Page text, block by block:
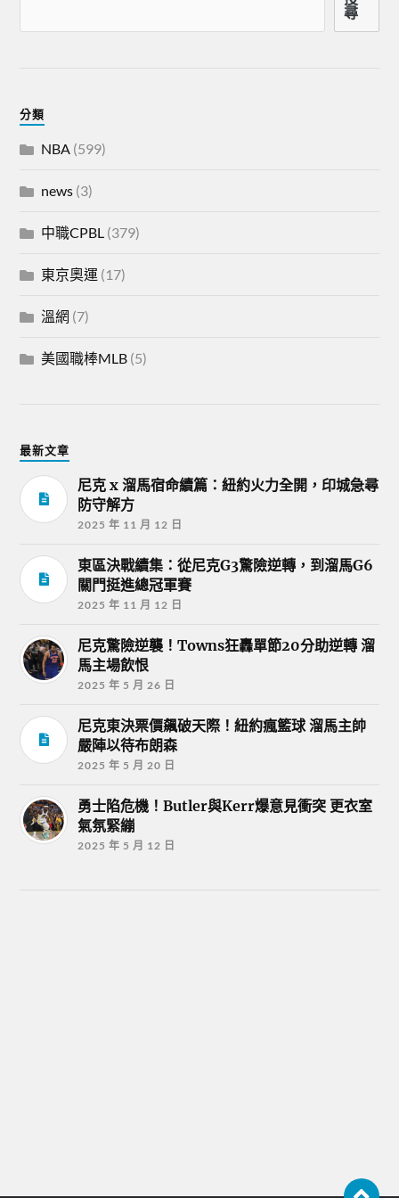
尋
分類
NBA (599)
news (3)
中職CPBL (379)
東京奧運 (17)
溫網 (7)
美國職棒MLB (5)
最新文章
尼克 x 溜馬宿命續篇：紐約火力全開，印城急尋
防守解方
2025 年 11 月 12 日
東區決戰續集：從尼克G3驚險逆轉，到溜馬G6
關門挺進總冠軍賽
2025 年 11 月 12 日
尼克驚險逆襲！Towns狂轟單節20分助逆轉 溜
馬主場飲恨
2025 年 5 月 26 日
尼克東決票價飆破天際！紐約瘋籃球 溜馬主帥
嚴陣以待布朗森
2025 年 5 月 20 日
勇士陷危機！Butler與Kerr爆意見衝突 更衣室
氣氛緊繃
2025 年 5 月 12 日